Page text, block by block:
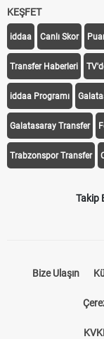
KEŞFET
iddaa Canlı Skor
Transfer Haberleri
iddaa Programı
Galatasaray Transfer
Trabzonspor Transfer
Takip
Bize Ulaşın